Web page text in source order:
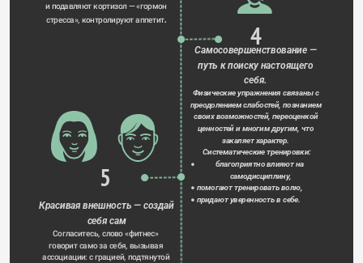
и подавляют кортизол — «гормон
стресса», контролируют аппетит.
4
Самосовершенствование —
путь к поиску настоящего
себя.
Физические упражнения связаны с
преодолением слабостей, познанием
своих возможностей, переоценкой
ценностей и многим другим, что
закаляет характер.
Систематические тренировки:
благоприятно влияют на
самодисциплину,
помогают тренировать волю,
придают уверенность в себе.
5
Красивая внешность — создай
себя сам
Согласитесь, слово «фитнес»
говорит само за себя, вызывая
ассоциации: с грацией, подтянутой